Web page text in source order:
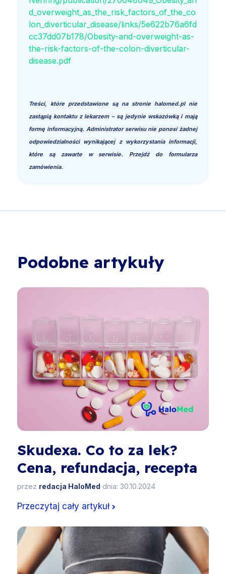
d_overweight_as_the_risk_factors_of_the_co
lon_diverticular_disease/links/5e622b76a6fd
cc37dd07b178/Obesity-and-overweight-as-
the-risk-factors-of-the-colon-diverticular-
disease.pdf
Treści, które przedstawione są na stronie halomed.pl nie
zastąpią kontaktu z lekarzem – są jedynie wskazówką i mają
formę informacyjną. Administrator serwisu nie ponosi żadnej
odpowiedzialności wynikającej z wykorzystania informacji,
które są zawarte w serwisie. Przejdź do formularza
zamówienia.
Podobne artykuły
Skudexa. Co to za lek?
Cena, refundacja, recepta
przez redacja HaloMed dnia: 30.10.2024
Przeczytaj cały artykuł